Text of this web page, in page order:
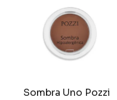
Sombra Uno Pozzi